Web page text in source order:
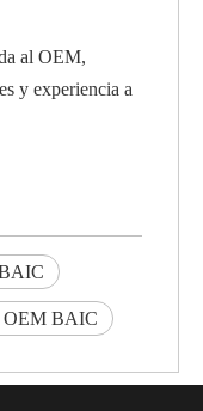
al OEM,
y experiencia a
OEM BAIC